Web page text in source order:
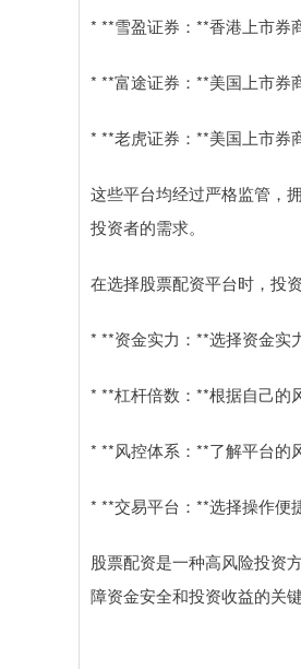
* **雪盈证券：**香港上市券
* **富途证券：**美国上市券
* **老虎证券：**美国上市券
这些平台均经过严格监管，
投资者的需求。
在选择股票配资平台时，投
* **资金实力：**选择资金实
* **杠杆倍数：**根据自己的
* **风控体系：**了解平台的
* **交易平台：**选择操作便
股票配资是一种高风险投资
障资金安全和投资收益的关键